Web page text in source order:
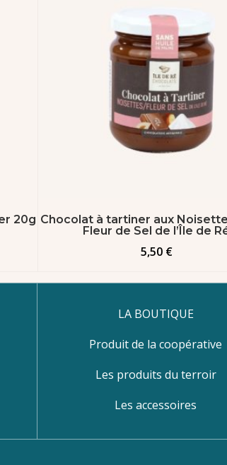
20g Chocolat à tartiner aux
Fleur de Sel de l’Île de
5,50 €
LA BOUTIQUE
Produit de la coopérative
Les produits du terroir
Les accessoires